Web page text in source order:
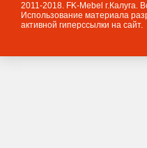
2011-2018. FK-Mebel г.Калуга.
Использование материала
активной гиперссылки на сайт.